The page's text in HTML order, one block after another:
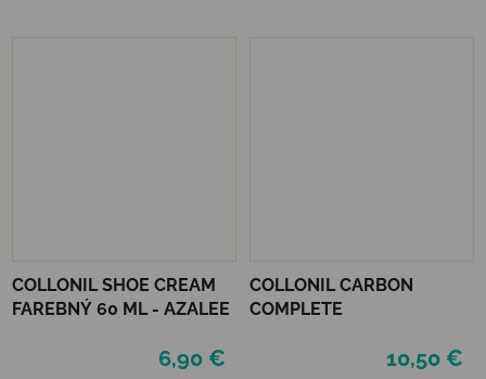
COLLONIL SHOE CREAM
FAREBNÝ 60 ML - AZALEE
6,90 €
COLLONIL CARBON
COMPLETE
10,50 €